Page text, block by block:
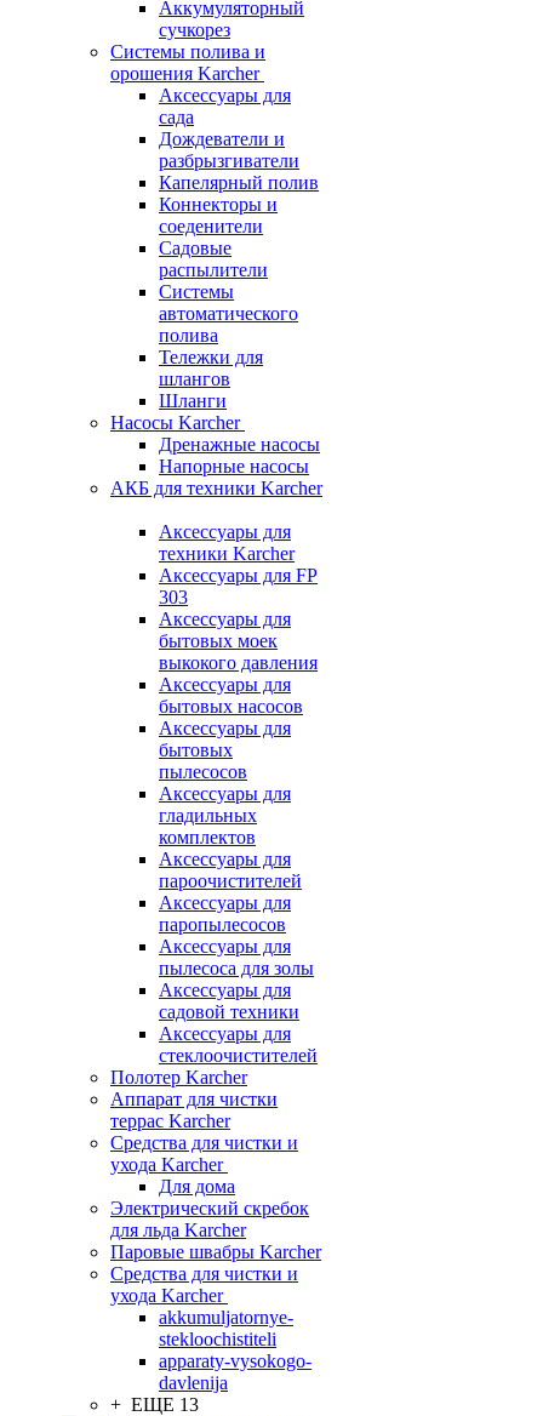
Аккумуляторный
сучкорез
Системы полива и
орошения Karcher
Аксессуары для
сада
Дождеватели и
разбрызгиватели
Капелярный полив
Коннекторы и
соеденители
Садовые
распылители
Системы
автоматического
полива
Тележки для
шлангов
Шланги
Насосы Karcher
Дренажные насосы
Напорные насосы
АКБ для техники Karcher
Аксессуары для
техники Karcher
Аксессуары для FP
303
Аксессуары для
бытовых моек
выкокого давления
Аксессуары для
бытовых насосов
Аксессуары для
бытовых
пылесосов
Аксессуары для
гладильных
комплектов
Аксессуары для
пароочистителей
Аксессуары для
паропылесосов
Аксессуары для
пылесоса для золы
Аксессуары для
садовой техники
Аксессуары для
стеклоочистителей
Полотер Karcher
Аппарат для чистки
террас Karcher
Средства для чистки и
ухода Karcher
Для дома
Электрический скребок
для льда Karcher
Паровые швабры Karcher
Средства для чистки и
ухода Karcher
akkumuljatornye-
stekloochistiteli
apparaty-vysokogo-
davlenija
+ ЕЩЕ 13